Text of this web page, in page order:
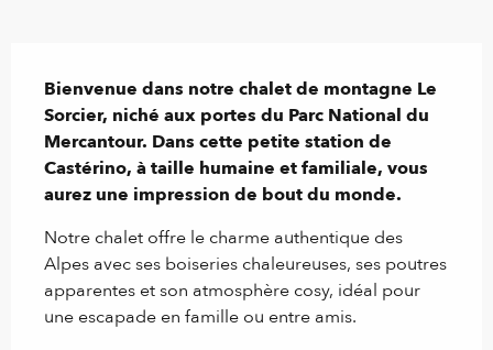
Bienvenue dans notre chalet de montagne Le
Sorcier, niché aux portes du Parc National du
Mercantour. Dans cette petite station de
Castérino, à taille humaine et familiale, vous
aurez une impression de bout du monde.
Notre chalet offre le charme authentique des
Alpes avec ses boiseries chaleureuses, ses poutres
apparentes et son atmosphère cosy, idéal pour
une escapade en famille ou entre amis.